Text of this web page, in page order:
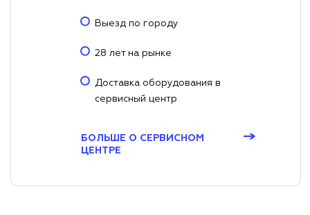
Выезд по городу
28 лет на рынке
Доставка оборудования в
сервисный центр
БОЛЬШЕ О СЕРВИСНОМ
ЦЕНТРЕ
→